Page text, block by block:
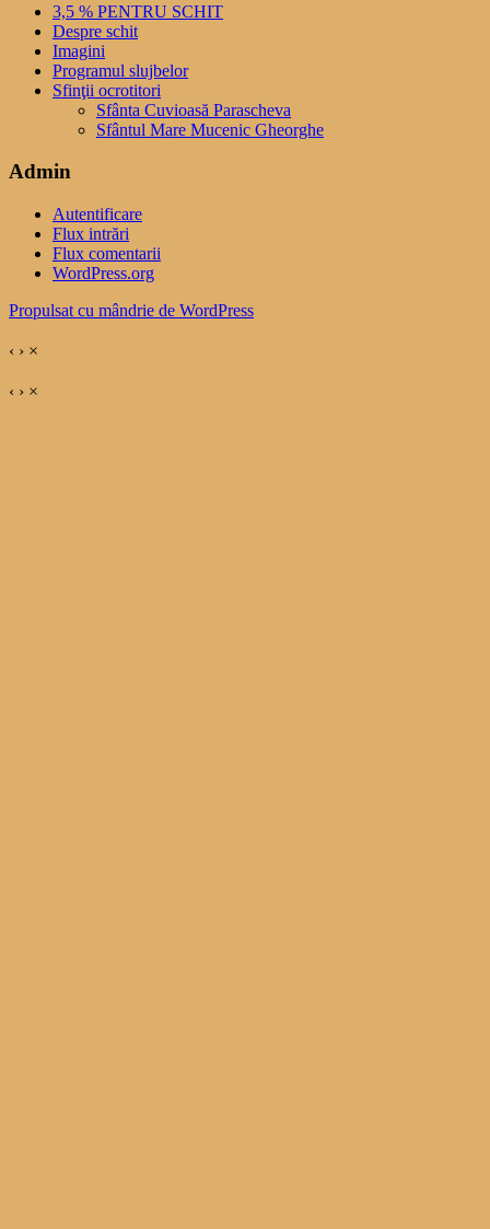
3,5 % PENTRU SCHIT
Despre schit
Imagini
Programul slujbelor
Sfinţii ocrotitori
Sfânta Cuvioasă Parascheva
Sfântul Mare Mucenic Gheorghe
Admin
Autentificare
Flux intrări
Flux comentarii
WordPress.org
Propulsat cu mândrie de WordPress
‹ › ×
‹ › ×